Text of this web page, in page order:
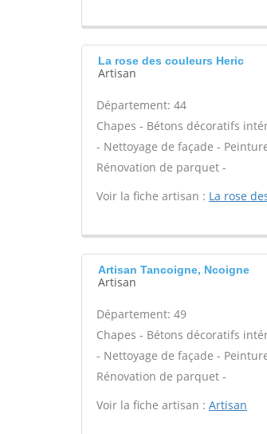
La rose des couleurs Heric
Artisan
Département: 44
Chapes - Bétons décoratifs
- Nettoyage de façade -
Rénovation de parquet -
Voir la fiche artisan : La rose
Artisan Tancoigne, Ncoigne
Artisan
Département: 49
Chapes - Bétons décoratifs
- Nettoyage de façade -
Rénovation de parquet -
Voir la fiche artisan : Artisan